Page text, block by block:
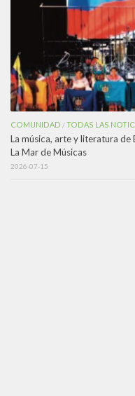
COMUNIDAD /TODAS LAS
La música, arte y literatura
La Mar de Músicas
2026-07-15